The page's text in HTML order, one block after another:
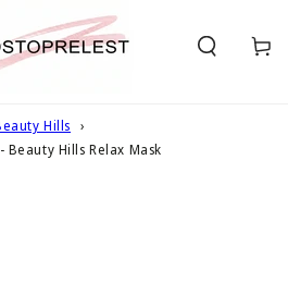
Кошик
Hills
Beauty Hills Relax Mask